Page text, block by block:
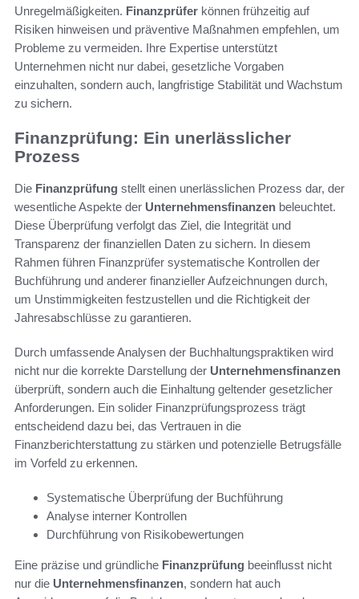
Unregelmäßigkeiten. Finanzprüfer können frühzeitig auf
Risiken hinweisen und präventive Maßnahmen empfehlen, um
Probleme zu vermeiden. Ihre Expertise unterstützt
Unternehmen nicht nur dabei, gesetzliche Vorgaben
einzuhalten, sondern auch, langfristige Stabilität und Wachstum
zu sichern.
Finanzprüfung: Ein unerlässlicher
Prozess
Die Finanzprüfung stellt einen unerlässlichen Prozess dar, der
wesentliche Aspekte der Unternehmensfinanzen beleuchtet.
Diese Überprüfung verfolgt das Ziel, die Integrität und
Transparenz der finanziellen Daten zu sichern. In diesem
Rahmen führen Finanzprüfer systematische Kontrollen der
Buchführung und anderer finanzieller Aufzeichnungen durch,
um Unstimmigkeiten festzustellen und die Richtigkeit der
Jahresabschlüsse zu garantieren.
Durch umfassende Analysen der Buchhaltungspraktiken wird
nicht nur die korrekte Darstellung der Unternehmensfinanzen
überprüft, sondern auch die Einhaltung geltender gesetzlicher
Anforderungen. Ein solider Finanzprüfungsprozess trägt
entscheidend dazu bei, das Vertrauen in die
Finanzberichterstattung zu stärken und potenzielle Betrugsfälle
im Vorfeld zu erkennen.
Systematische Überprüfung der Buchführung
Analyse interner Kontrollen
Durchführung von Risikobewertungen
Eine präzise und gründliche Finanzprüfung beeinflusst nicht
nur die Unternehmensfinanzen, sondern hat auch